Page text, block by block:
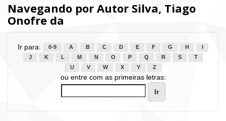
Navegando por Autor Silva, Tiago
Onofre da
Ir para: 0-9 A B C D E F G H
J
K L M N O P Q R S
T
U
V W X Y Z
ou entre com as primeiras letras: